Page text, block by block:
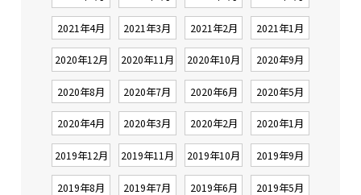
2021年4月 2021年3月 2021年2月 2021年1月
2020年12月 2020年11月 2020年10月 2020年9月
2020年8月 2020年7月 2020年6月 2020年5月
2020年4月 2020年3月 2020年2月 2020年1月
2019年12月 2019年11月 2019年10月 2019年9月
2019年8月 2019年7月 2019年6月 2019年5月